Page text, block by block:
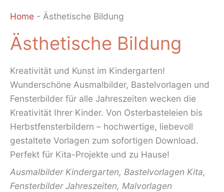
Home - Ästhetische Bildung
Ästhetische Bildung
Kreativität und Kunst im Kindergarten!
Wunderschöne Ausmalbilder, Bastelvorlagen und
Fensterbilder für alle Jahreszeiten wecken die
Kreativität Ihrer Kinder. Von Osterbasteleien bis
Herbstfensterbildern – hochwertige, liebevoll
gestaltete Vorlagen zum sofortigen Download.
Perfekt für Kita-Projekte und zu Hause!
Ausmalbilder Kindergarten, Bastelvorlagen Kita,
Fensterbilder Jahreszeiten, Malvorlagen